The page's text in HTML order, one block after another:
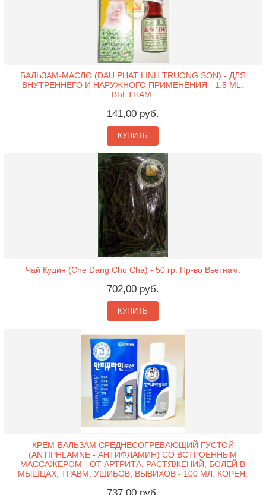
БАЛЬЗАМ-МАСЛО (DAU PHAT LINH TRUONG SON) - ДЛЯ
ВНУТРЕННЕГО И НАРУЖНОГО ПРИМЕНЕНИЯ - 1.5 ML.
ВЬЕТНАМ.
141,00 руб.
КУПИТЬ
Чай Кудин (Che Dang Chu Cha) - 50 гр. Пр-во Вьетнам.
702,00 руб.
КУПИТЬ
КРЕМ-БАЛЬЗАМ СРЕДНЕСОГРЕВАЮЩИЙ ГУСТОЙ
(ANTIPHLAMNE - АНТИФЛАМИН) СО ВСТРОЕННЫМ
МАССАЖЕРОМ - ОТ АРТРИТА, РАСТЯЖЕНИЙ, БОЛЕЙ В
МЫШЦАХ, ТРАВМ, УШИБОВ, ВЫВИХОВ - 100 МЛ. КОРЕЯ.